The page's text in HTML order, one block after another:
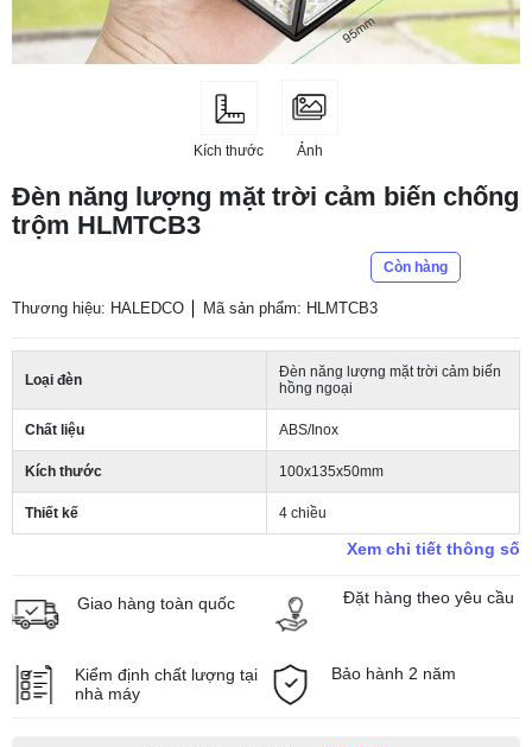
Kích thước Ảnh
Đèn năng lượng mặt trời cảm biến chống
trộm HLMTCB3
Còn hàng
Thương hiệu: HALEDCO Mã sản phẩm: HLMTCB3
Loại đèn
Đèn năng lượng mặt trời cảm biến
hồng ngoại
Chất liệu ABS/Inox
Kích thước 100x135x50mm
Thiết kế 4 chiều
Xem chi tiết thông số
Giao hàng toàn quốc Đặt hàng theo yêu cầu
Kiểm định chất lượng tại
nhà máy
Bảo hành 2 năm